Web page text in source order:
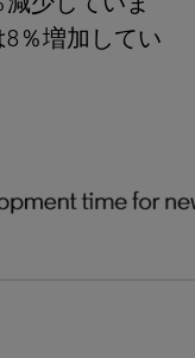
％増加してい